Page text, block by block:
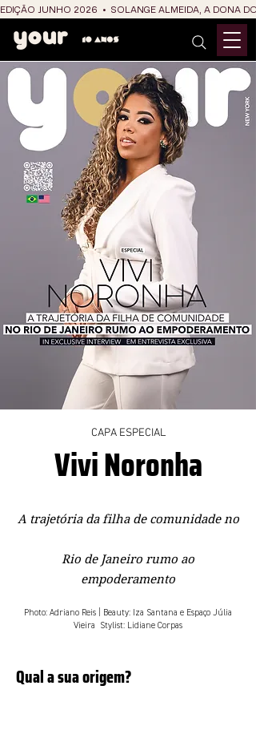
EDIÇÃO JUNHO 2026  •  SOLANGE ALMEIDA, A DONA
CAPA ESPECIAL
Vivi Noronha
A trajetória da filha de comunidade no
Rio de Janeiro rumo ao
empoderamento
Photo: Adriano Reis | Beauty: Iza Santana e Espaço Júlia
Vieira Stylist: Lidiane Corpas
Qual a sua origem?